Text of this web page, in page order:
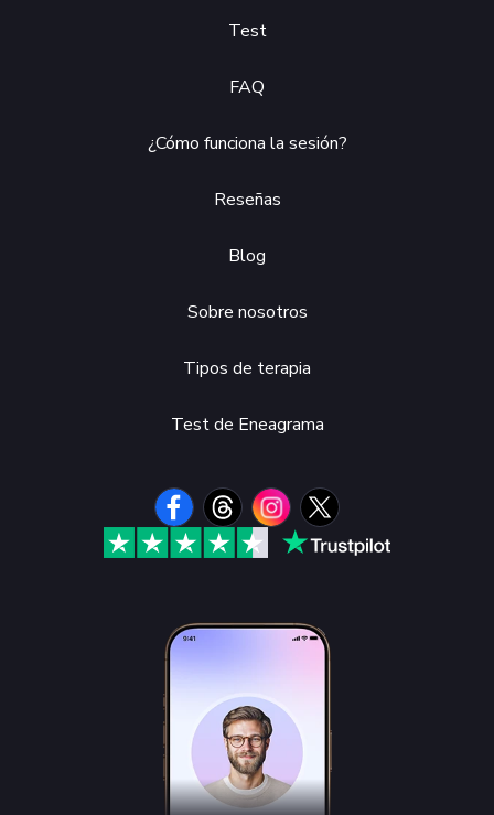
Test
FAQ
¿Cómo funciona la sesión?
Reseñas
Blog
Sobre nosotros
Tipos de terapia
Test de Eneagrama